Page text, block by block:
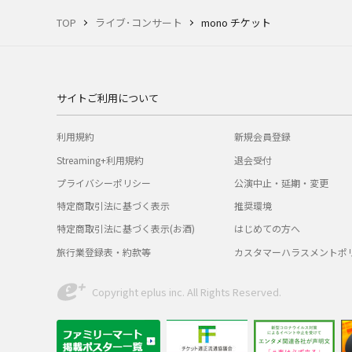
TOP ライブ･コンサート mono チケット
サイトご利用について
利用規約
Streaming+利用規約
プライバシーポリシー
特定商取引法に基づく表示
特定商取引法に基づく表示(お酒)
旅行業登録表・約款等
新規会員登録
退会受付
公演中止・延期・変更
推奨環境
はじめての方へ
カスタマーハラスメントポ
Copyright eplus inc. All Rights Reserved.